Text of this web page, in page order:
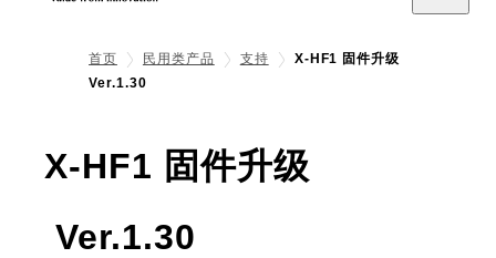
首页 民用类产品 支持
X-HF1 固件升级
Ver.1.30
X-HF1 固件升级
Ver.1.30